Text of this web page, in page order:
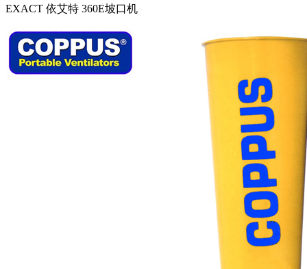
EXACT 依艾特 360E坡口机